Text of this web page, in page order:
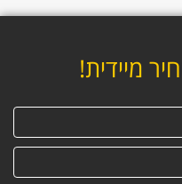
מיידית!